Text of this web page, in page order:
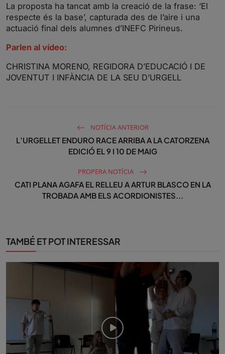
La proposta ha tancat amb la creació de la frase: ‘El
respecte és la base’, capturada des de l’aire i una
actuació final dels alumnes d’INEFC Pirineus.
Parlen al vídeo:
CHRISTINA MORENO, REGIDORA D’EDUCACIÓ I DE
JOVENTUT I INFÀNCIA DE LA SEU D’URGELL
NOTÍCIA ANTERIOR
L’URGELLET ENDURO RACE ARRIBA A LA CATORZENA
EDICIÓ EL 9 I 10 DE MAIG
PROPERA NOTÍCIA
CATI PLANA AGAFA EL RELLEU A ARTUR BLASCO EN LA
TROBADA AMB ELS ACORDIONISTES...
TAMBÉ ET POT INTERESSAR